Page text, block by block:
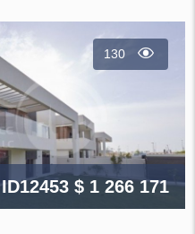
130
ID12453$ 1 266 171